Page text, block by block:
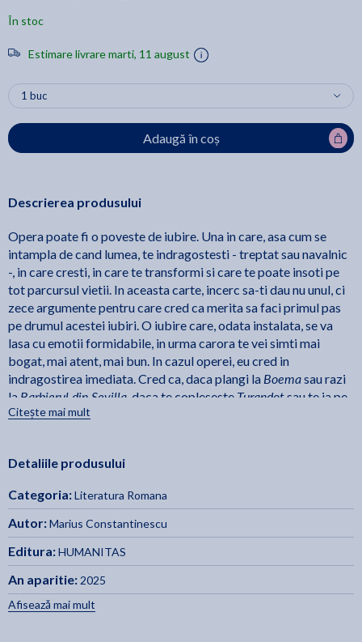
În stoc
Estimare livrare marti, 11 august
Adaugă în coș
Descrierea produsului
Opera poate fi o poveste de iubire. Una in care, asa cum se
intampla de cand lumea, te indragostesti - treptat sau navalnic
-, in care cresti, in care te transformi si care te poate insoti pe
tot parcursul vietii. In aceasta carte, incerc sa-ti dau nu unul, ci
zece argumente pentru care cred ca merita sa faci primul pas
pe drumul acestei iubiri. O iubire care, odata instalata, se va
lasa cu emotii formidabile, in urma carora te vei simti mai
bogat, mai atent, mai bun. In cazul operei, eu cred in
indragostirea imediata. Cred ca, daca plangi la Boemasau razi
la Barbierul din Sevilla , daca te copleseste Turandotsau te ia pe
susTristan si Isolda
pasiunea e tot ce poate fi mai definitoriu pentru aceasta arta a
Am parcurs cele zece capitole ale volumului Iti place opera? ca
pe un roman de aventuri: ritmul alert al lui Marius
Constantinescu te face sa intorci pagina repede pentru a nu
pierde continuarea, lasandu-mi la sfarsit impresia ca am asistat
la o mini-serie documentara plina de eruditie, pasiune si umor.
Ilustratiile superbe ale Anei Alfianu au avut si ele un rol
Citește mai mult
Detaliile produsului
Categoria:Literatura Romana
Autor:Marius Constantinescu
Editura:HUMANITAS
An aparitie: 2025
Afisează mai mult